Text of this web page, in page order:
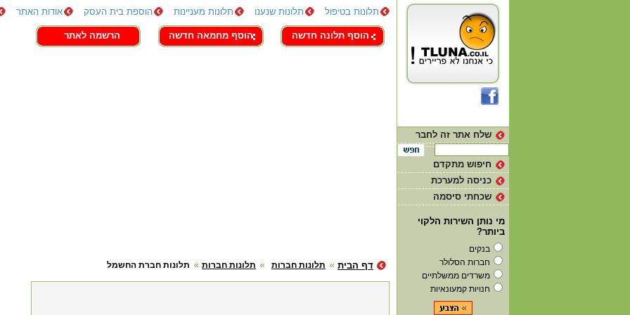
תלונות בטיפול תלונות שנענו תלונות מעניינות הוספת בית העסק אודות האתר
צור קשר
הוסף תלונה חדשה הוסף מחמאה חדשה הרשמה לאתר
תלונות חברת החשמל תלונות חברות תלונות חברות דף הבית
שלח אתר זה לחבר
חיפוש מתקדם
כניסה למערכת
שכחתי סיסמה
מי נותן השירות הלקוי
ביותר?
בנקים
חברות הסלולר
משרדים ממשלתיים
חנויות קמעונאיות